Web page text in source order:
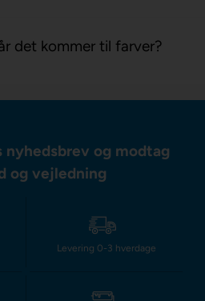
det kommer til farver?
nyhedsbrev og modtag
og vejledning
Levering 0-3 hverdage